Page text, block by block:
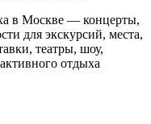
в Москве — концерты,
для экскурсий, места,
театры, шоу,
отдыха